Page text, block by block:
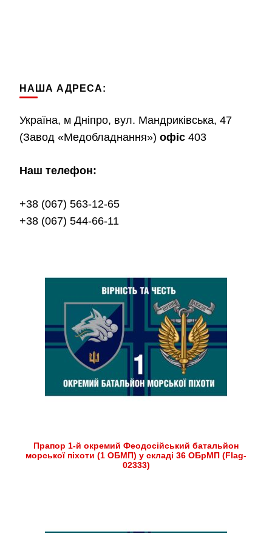
НАША АДРЕСА:
Україна, м Дніпро, вул. Мандриківська, 47
(Завод «Медобладнання») офіс 403
Наш телефон:
+38 (067) 563-12-65
+38 (067) 544-66-11
Прапор 1-й окремий Феодосійський батальйон
морської піхоти (1 ОБМП) у складі 36 ОБрМП (Flag-
02333)